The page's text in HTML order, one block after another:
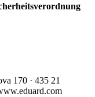
170 · 435 21